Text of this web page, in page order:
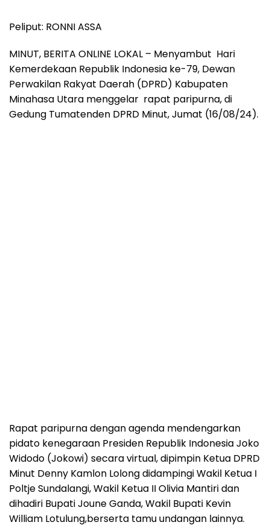
Peliput: RONNI ASSA
MINUT, BERITA ONLINE LOKAL – Menyambut Hari
Kemerdekaan Republik Indonesia ke-79, Dewan
Perwakilan Rakyat Daerah (DPRD) Kabupaten
Minahasa Utara menggelar rapat paripurna, di
Gedung Tumatenden DPRD Minut, Jumat (16/08/24).
Rapat paripurna dengan agenda mendengarkan
pidato kenegaraan Presiden Republik Indonesia Joko
Widodo (Jokowi) secara virtual, dipimpin Ketua DPRD
Minut Denny Kamlon Lolong didampingi Wakil Ketua I
Poltje Sundalangi, Wakil Ketua II Olivia Mantiri dan
dihadiri Bupati Joune Ganda, Wakil Bupati Kevin
William Lotulung,berserta tamu undangan lainnya.